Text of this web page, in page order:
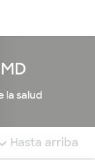
la salud
a
COMENTARIOS
Hasta arriba